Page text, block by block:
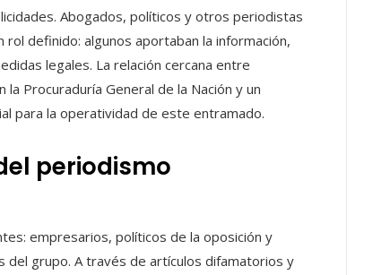
Abogados, políticos y otros periodistas
definido: algunos aportaban la información,
legales. La relación cercana entre
Procuraduría General de la Nación y un
para la operatividad de este entramado.
periodismo
empresarios, políticos de la oposición y
del grupo. A través de artículos difamatorios y